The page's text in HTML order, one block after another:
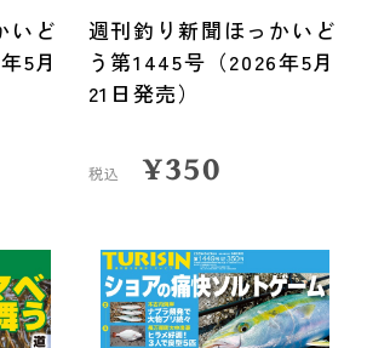
いど
5月
週刊釣り新聞ほっかいど
う第1445号（2026年5月
21日発売）
税込 ¥350